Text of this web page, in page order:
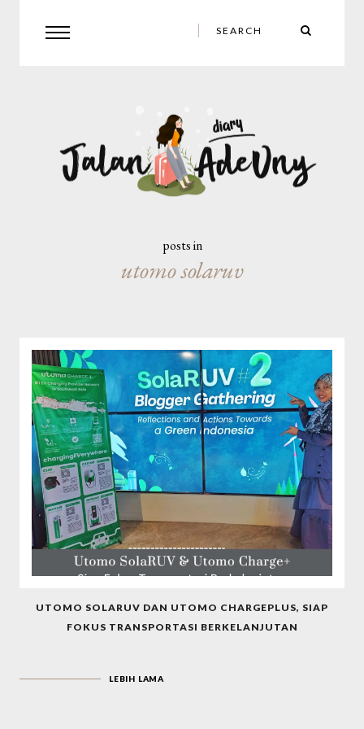
posts in
utomo solaruv
UTOMO SOLARUV DAN UTOMO CHARGEPLUS, SIAP
FOKUS TRANSPORTASI BERKELANJUTAN
LEBIH LAMA